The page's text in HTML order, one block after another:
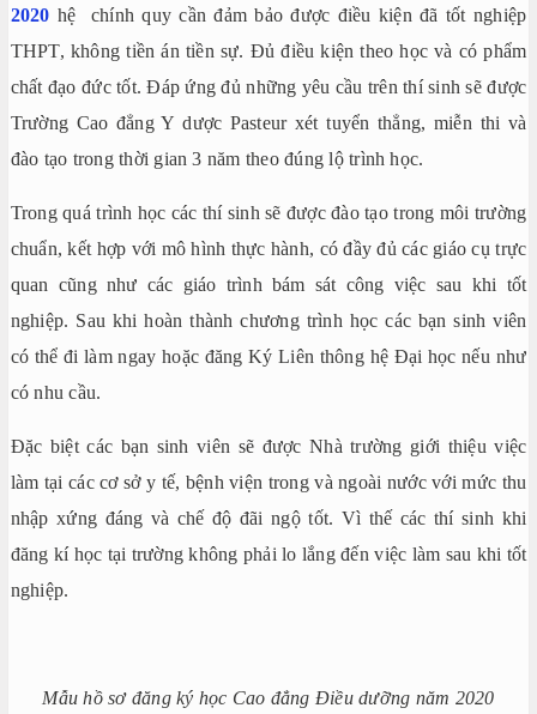
2020 hệ chính quy cần đảm bảo được điều kiện đã tốt nghiệp
THPT, không tiền án tiền sự. Đủ điều kiện theo học và có phẩm
chất đạo đức tốt. Đáp ứng đủ những yêu cầu trên thí sinh sẽ được
Trường Cao đẳng Y dược Pasteur xét tuyển thẳng, miễn thi và
đào tạo trong thời gian 3 năm theo đúng lộ trình học.
Trong quá trình học các thí sinh sẽ được đào tạo trong môi trường
chuẩn, kết hợp với mô hình thực hành, có đầy đủ các giáo cụ trực
quan cũng như các giáo trình bám sát công việc sau khi tốt
nghiệp. Sau khi hoàn thành chương trình học các bạn sinh viên
có thể đi làm ngay hoặc đăng Ký Liên thông hệ Đại học nếu như
có nhu cầu.
Đặc biệt các bạn sinh viên sẽ được Nhà trường giới thiệu việc
làm tại các cơ sở y tế, bệnh viện trong và ngoài nước với mức thu
nhập xứng đáng và chế độ đãi ngộ tốt. Vì thế các thí sinh khi
đăng kí học tại trường không phải lo lắng đến việc làm sau khi tốt
nghiệp.
Mẫu hồ sơ đăng ký học Cao đẳng Điều dưỡng năm 2020